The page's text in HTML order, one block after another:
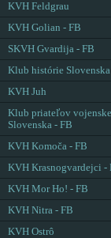
KVH Feldgrau
KVH Golian - FB
SKVH Gvardija - FB
Klub histórie Slovenska
KVH Juh
Klub priateľov
Slovenska - FB
KVH Komoča - FB
KVH Krasnogvardejci -
KVH Mor Ho! - FB
KVH Nitra - FB
KVH Ostrô